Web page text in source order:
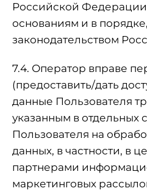
Российской Федерации
основаниям и в
законодательством
7.4. Оператор вправе
(предоставить/дать
данные Пользователя
указанным в отдельных
Пользователя на
данных, в частности, в
партнерами
маркетинговых